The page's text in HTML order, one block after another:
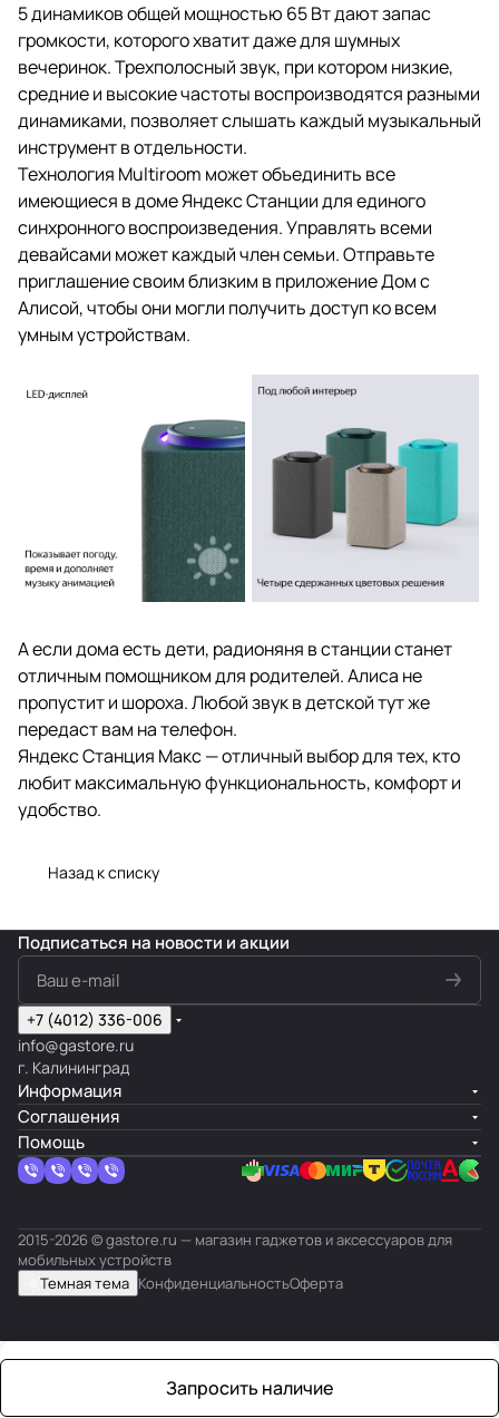
5 динамиков общей мощностью 65 Вт дают запас
громкости, которого хватит даже для шумных
вечеринок. Трехполосный звук, при котором низкие,
средние и высокие частоты воспроизводятся разными
динамиками, позволяет слышать каждый музыкальный
инструмент в отдельности.
Технология Multiroom может объединить все
имеющиеся в доме Яндекс Станции для единого
синхронного воспроизведения. Управлять всеми
девайсами может каждый член семьи. Отправьте
приглашение своим близким в приложение Дом с
Алисой, чтобы они могли получить доступ ко всем
умным устройствам.
А если дома есть дети, радионяня в станции станет
отличным помощником для родителей. Алиса не
пропустит и шороха. Любой звук в детской тут же
передаст вам на телефон.
Яндекс Станция Макс — отличный выбор для тех, кто
любит максимальную функциональность, комфорт и
удобство.
Назад к списку
Запросить наличие
Подписаться на новости и акции
+7 (4012) 336-006
info@gastore.ru
г. Калининград
Информация
Соглашения
Помощь
2015-2026 © gastore.ru — магазин гаджетов и аксессуаров для
мобильных устройств
Темная тема КонфиденциальностьОферта